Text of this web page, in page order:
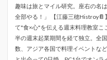
趣味は旅とマイル研究。座右の名
全部やる！」 【江藤三穂
て"食×心"を伝える週末料理教室こ
半の週末起業期間を経て独立。全
数、アジア各国で料理イベントな